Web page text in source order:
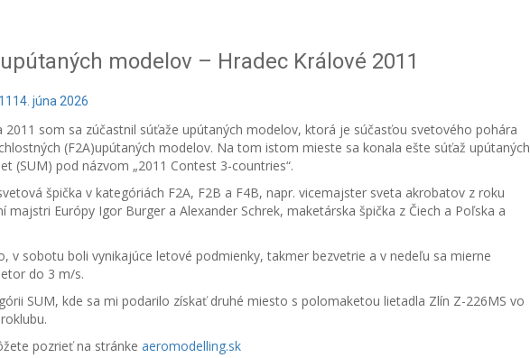
modelov – Hradec Králové 2011
14. júna 2026
2011 som sa zúčastnil súťaže upútaných modelov, ktorá je súčasťou svetového pohára
(F2A)upútaných modelov. Na tom istom mieste sa konala ešte súťaž upútaných
(SUM) pod názvom „2011 Contest 3-countries“.
špička v kategóriách F2A, F2B a F4B, napr. vicemajster sveta akrobatov z roku
majstri Európy Igor Burger a Alexander Schrek, maketárska špička z Čiech a Poľska a
v sobotu boli vynikajúce letové podmienky, takmer bezvetrie a v nedeľu sa mierne
do 3 m/s.
SUM, kde sa mi podarilo získať druhé miesto s polomaketou lietadla Zlín Z-226MS vo
pozrieť na stránke aeromodelling.sk